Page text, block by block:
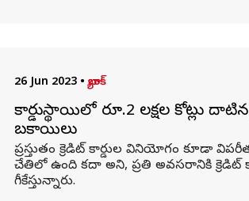
26 Jun 2023 • బ్యాంక్
రికార్డుస్థాయిలో రూ.2 లక్షల కోట్లు దాటిన
బకాయిలు
ప్రస్తుతం క్రెడిట్ కార్డుల వినియోగం కూడా
చేతిలో ఉంది కదా అని, ప్రతి అవసరానికి క్రెడిట్
గీకేస్తున్నారు.